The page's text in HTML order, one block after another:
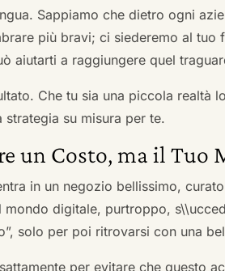
Sappiamo che dietro ogni
più bravi; ci siederemo al
aiutarti a raggiungere quel
Che tu sia una piccola realtà
strategia su misura per te.
un Costo, ma il Tuo
in un negozio bellissimo,
digitale, purtroppo,
solo per poi ritrovarsi con una
per evitare che questo